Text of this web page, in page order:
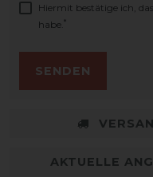
Hiermit bestätige ich,
habe. *
SENDEN
AKTUELLE